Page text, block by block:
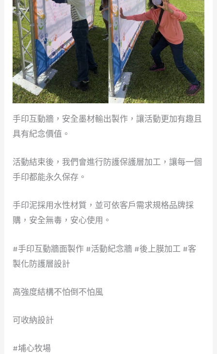
手印互動牆，安全墨材輸出製作，讓活動更加有趣且
具有紀念價值。
活動結束後，我們會進行防護保護層加工，讓每一個
手印都能永久保存。
手印泥採用水性材質，並可依客戶需求規格品牌採
購，安全無毒，安心使用。
#手印互動牆面製作 #活動紀念牆 #後上膜加工 #客
製化防護層設計
高強度結構不怕倒不怕風
可收納設計
#埔心牧場